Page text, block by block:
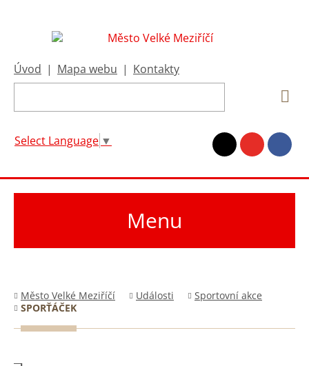
Úvod | Mapa webu | Kontakty
Select Language ▼
Menu
Město Velké Meziříčí Události
Sportovní akce
SPORŤÁČEK